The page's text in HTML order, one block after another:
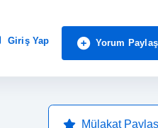
Giriş Yap Yorum Paylaş
Mülakat Paylaş